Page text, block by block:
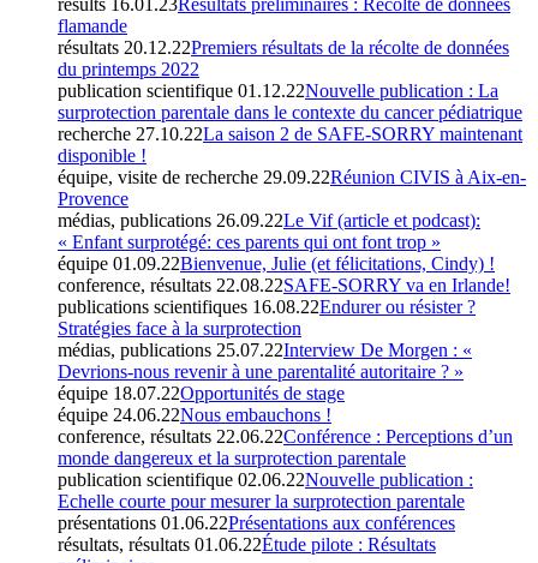
results 16.01.23Résultats préliminaires : Récolte de données
flamande
résultats 20.12.22Premiers résultats de la récolte de données
du printemps 2022
publication scientifique 01.12.22Nouvelle publication : La
surprotection parentale dans le contexte du cancer pédiatrique
recherche 27.10.22La saison 2 de SAFE-SORRY maintenant
disponible !
équipe, visite de recherche 29.09.22Réunion CIVIS à Aix-en-
Provence
médias, publications 26.09.22Le Vif (article et podcast):
« Enfant surprotégé: ces parents qui ont font trop »
équipe 01.09.22Bienvenue, Julie (et félicitations, Cindy) !
conference, résultats 22.08.22SAFE-SORRY va en Irlande!
publications scientifiques 16.08.22Endurer ou résister ?
Stratégies face à la surprotection
médias, publications 25.07.22Interview De Morgen : «
Devrions-nous revenir à une parentalité autoritaire ? »
équipe 18.07.22Opportunités de stage
équipe 24.06.22Nous embauchons !
conference, résultats 22.06.22Conférence : Perceptions d’un
monde dangereux et la surprotection parentale
publication scientifique 02.06.22Nouvelle publication :
Echelle courte pour mesurer la surprotection parentale
présentations 01.06.22Présentations aux conférences
résultats, résultats 01.06.22Étude pilote : Résultats